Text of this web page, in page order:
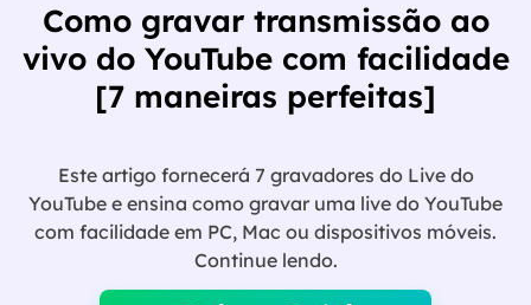
Como gravar transmissão ao
vivo do YouTube com facilidade
[7 maneiras perfeitas]
Este artigo fornecerá 7 gravadores do Live do
YouTube e ensina como gravar uma live do YouTube
com facilidade em PC, Mac ou dispositivos móveis.
Continue lendo.
